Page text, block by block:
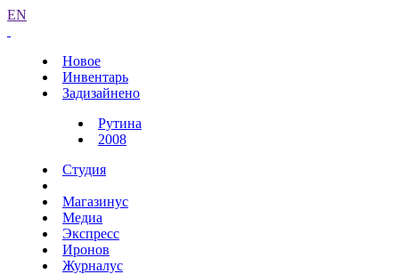
EN
Новое
Инвентарь
Задизайнено
Рутина
2008
Студия
Магазинус
Медиа
Экспресс
Иронов
Журналус